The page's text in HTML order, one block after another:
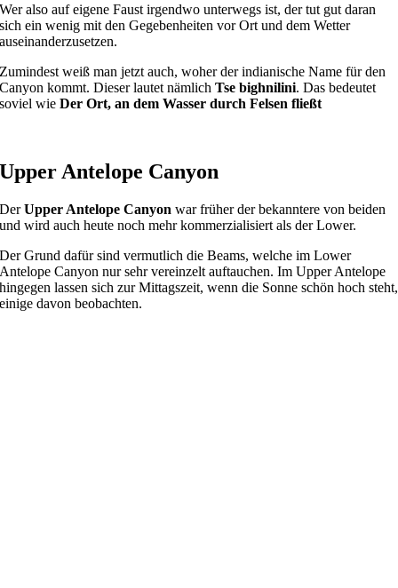
Wer also auf eigene Faust irgendwo unterwegs ist, der tut gut daran
sich ein wenig mit den Gegebenheiten vor Ort und dem Wetter
auseinanderzusetzen.
Zumindest weiß man jetzt auch, woher der indianische Name für den
Canyon kommt. Dieser lautet nämlichTse bighnilini. Das bedeutet
soviel wieDer Ort, an dem Wasser durch Felsen fließt
Upper Antelope Canyon
DerUpper Antelope Canyon war früher der bekanntere von beiden
und wird auch heute noch mehr kommerzialisiert als der Lower.
Der Grund dafür sind vermutlich die Beams, welche im Lower
Antelope Canyon nur sehr vereinzelt auftauchen. Im Upper Antelope
hingegen lassen sich zur Mittagszeit, wenn die Sonne schön hoch steht,
einige davon beobachten.